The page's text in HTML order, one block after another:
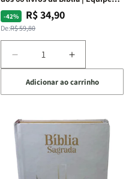
teológica Penkal
-42%
Preço
normal
De:R$ 59,80
Preço
promocional
R$ 34,90
Diminuir
a
quantidade
de
a
Bíblia
Livro
por
Livro
Aumentar
a
quantidade
de
a
Bíblia
Livro
Adicionar ao carrinho